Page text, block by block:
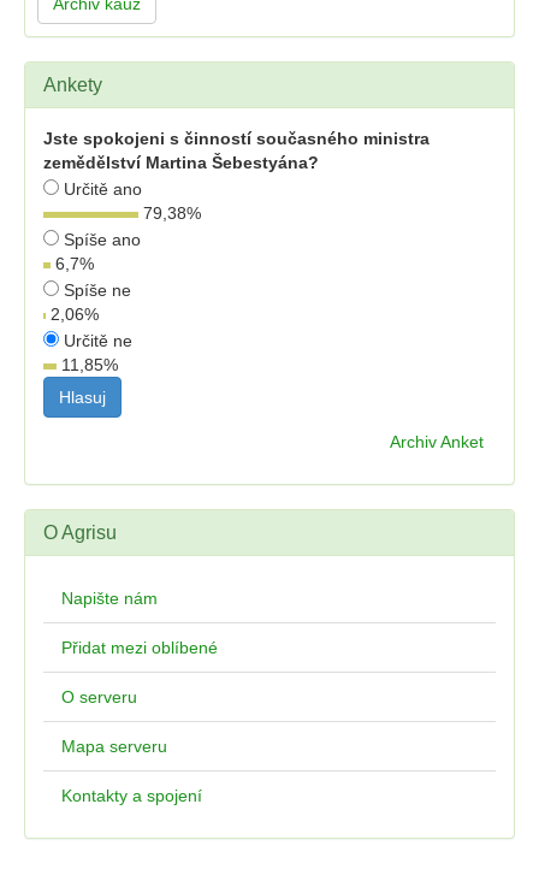
Archiv kauz
Ankety
Jste spokojeni s činností současného ministra
zemědělství Martina Šebestyána?
Určitě ano
79,38%
Spíše ano
6,7%
Spíše ne
2,06%
Určitě ne
11,85%
Archiv Anket
O Agrisu
Napište nám
Přidat mezi oblíbené
O serveru
Mapa serveru
Kontakty a spojení